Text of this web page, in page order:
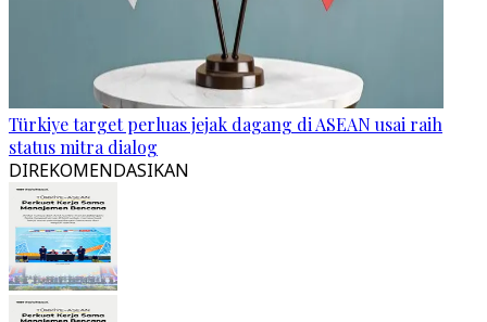
Türkiye target perluas jejak dagang di ASEAN usai raih
status mitra dialog
DIREKOMENDASIKAN